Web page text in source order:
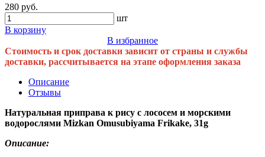
280 руб.
шт
В корзину
В избранное
Стоимость и срок доставки зависит от страны и службы
доставки, рассчитывается на этапе оформления заказа
Описание
Отзывы
Натуральная приправа к рису с лососем и морскими
водорослями Mizkan Omusubiyama Frikake, 31g
Описание: